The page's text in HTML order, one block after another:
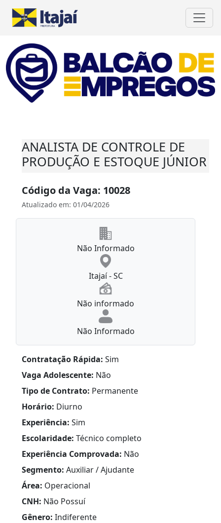
ANALISTA DE CONTROLE DE
PRODUÇÃO E ESTOQUE JÚNIOR
Código da Vaga: 10028
Atualizado em: 01/04/2026
Não Informado
Itajaí - SC
Não informado
Não Informado
Contratação Rápida: Sim
Vaga Adolescente: Não
Tipo de Contrato: Permanente
Horário: Diurno
Experiência: Sim
Escolaridade: Técnico completo
Experiência Comprovada: Não
Segmento: Auxiliar / Ajudante
Área: Operacional
CNH: Não Possuí
Gênero: Indiferente